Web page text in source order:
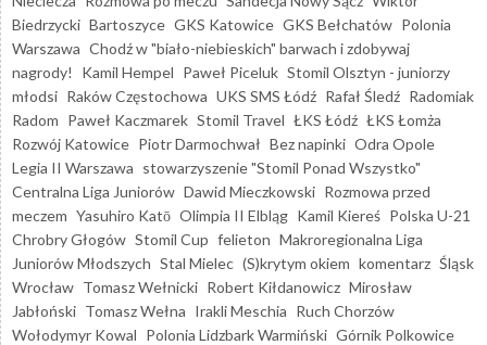
Biedrzycki Bartoszyce GKS Katowice GKS Bełchatów Polonia
Warszawa Chodź w "biało-niebieskich" barwach i zdobywaj
nagrody!
Kamil Hempel Paweł Piceluk Stomil Olsztyn - juniorzy
młodsi Raków Częstochowa UKS SMS Łódź Rafał Śledź Radomiak
Radom Paweł Kaczmarek Stomil Travel ŁKS Łódź ŁKS Łomża
Rozwój Katowice Piotr Darmochwał Bez napinki Odra Opole
Legia II Warszawa stowarzyszenie "Stomil Ponad Wszystko"
Centralna Liga Juniorów Dawid Mieczkowski Rozmowa przed
meczem Yasuhiro Katō Olimpia II Elbląg Kamil Kiereś Polska U-21
Chrobry Głogów Stomil Cup felieton Makroregionalna Liga
Juniorów Młodszych Stal Mielec (S)krytym okiem komentarz Śląsk
Wrocław Tomasz Wełnicki Robert Kiłdanowicz Mirosław
Jabłoński Tomasz Wełna Irakli Meschia Ruch Chorzów
Wołodymyr Kowal Polonia Lidzbark Warmiński Górnik Polkowice